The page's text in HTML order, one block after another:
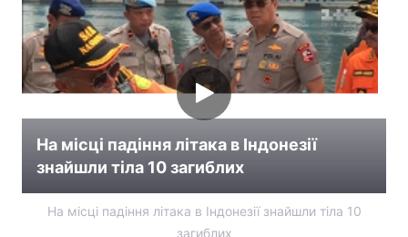
На місці падіння літака в Індонезії
знайшли тіла 10 загиблих
На місці падіння літака в Індонезії знайшли тіла 10
загиблих